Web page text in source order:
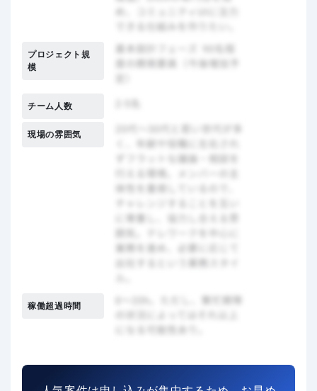
プロジェクト規
模
チーム人数
現場の雰囲気
稼働超過時間